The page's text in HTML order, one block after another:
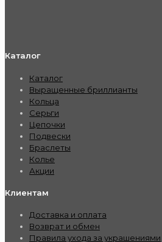
Каталог
Каталог
Выращенные бриллианты
Кольца
Серьги
Цепочки
Подвески
Браслеты
Колье
Акции
Клиентам
Доставка и оплата
Возврат и обмен
Правила ухода за украшениями